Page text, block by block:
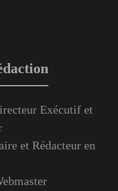
Exécutif et
et Rédacteur en